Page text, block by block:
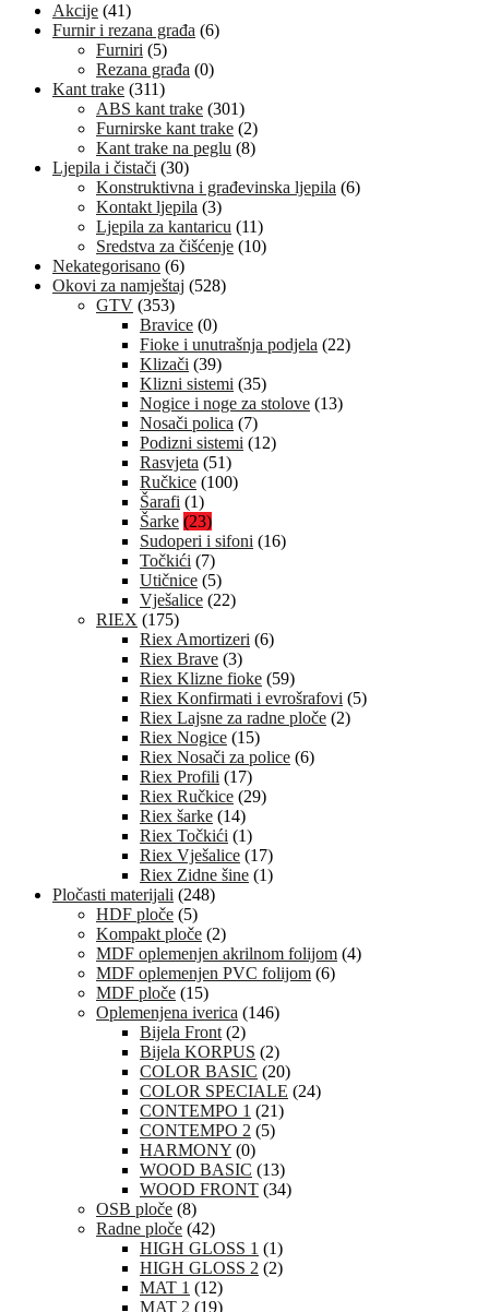
Akcije (41)
Furnir i rezana građa (6)
Furniri (5)
Rezana građa (0)
Kant trake (311)
ABS kant trake (301)
Furnirske kant trake (2)
Kant trake na peglu (8)
Ljepila i čistači (30)
Konstruktivna i građevinska ljepila (6)
Kontakt ljepila (3)
Ljepila za kantaricu (11)
Sredstva za čišćenje (10)
Nekategorisano (6)
Okovi za namještaj (528)
GTV (353)
Bravice (0)
Fioke i unutrašnja podjela (22)
Klizači (39)
Klizni sistemi (35)
Nogice i noge za stolove (13)
Nosači polica (7)
Podizni sistemi (12)
Rasvjeta (51)
Ručkice (100)
Šarafi (1)
Šarke (23)
Sudoperi i sifoni (16)
Točkići (7)
Utičnice (5)
Vješalice (22)
RIEX (175)
Riex Amortizeri (6)
Riex Brave (3)
Riex Klizne fioke (59)
Riex Konfirmati i evrošrafovi (5)
Riex Lajsne za radne ploče (2)
Riex Nogice (15)
Riex Nosači za police (6)
Riex Profili (17)
Riex Ručkice (29)
Riex šarke (14)
Riex Točkići (1)
Riex Vješalice (17)
Riex Zidne šine (1)
Pločasti materijali (248)
HDF ploče (5)
Kompakt ploče (2)
MDF oplemenjen akrilnom folijom (4)
MDF oplemenjen PVC folijom (6)
MDF ploče (15)
Oplemenjena iverica (146)
Bijela Front (2)
Bijela KORPUS (2)
COLOR BASIC (20)
COLOR SPECIALE (24)
CONTEMPO 1 (21)
CONTEMPO 2 (5)
HARMONY (0)
WOOD BASIC (13)
WOOD FRONT (34)
OSB ploče (8)
Radne ploče (42)
HIGH GLOSS 1 (1)
HIGH GLOSS 2 (2)
MAT 1 (12)
MAT 2 (19)